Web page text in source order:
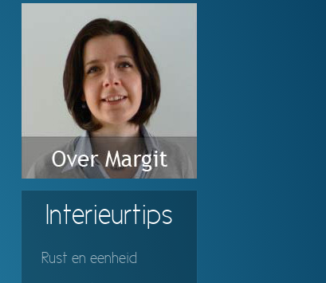
Interieurtips
Rust en eenheid